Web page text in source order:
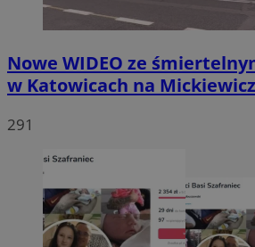
Nowe WIDEO ze
w Katowicach na
291